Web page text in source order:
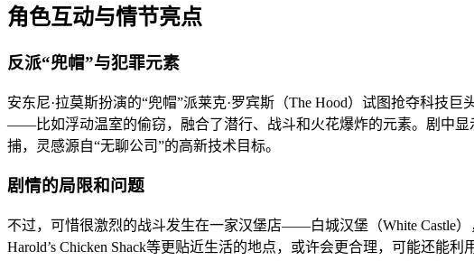
角色互动与情节亮点
反派“兜帽”与犯罪元素
安东尼·拉莫斯扮演的“兜帽”派莱克·罗宾斯（The Hood）试图抢夺科技
——比如浮动温室的偷窃，融合了潜行、战斗和火花爆炸的元素。剧中
捕，灵感源自“无聊公司”的高新技术目标。
剧情的局限和问题
不过，可惜很激烈的战斗发生在一家汉堡店——白城汉堡（White Castle
Harold’s Chicken Shack等更贴近生活的地点，或许会更合理，可能还能利